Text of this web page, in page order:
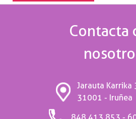
Contacta
Jarauta Karrika
31001 - Iruñea
848 413 853 -